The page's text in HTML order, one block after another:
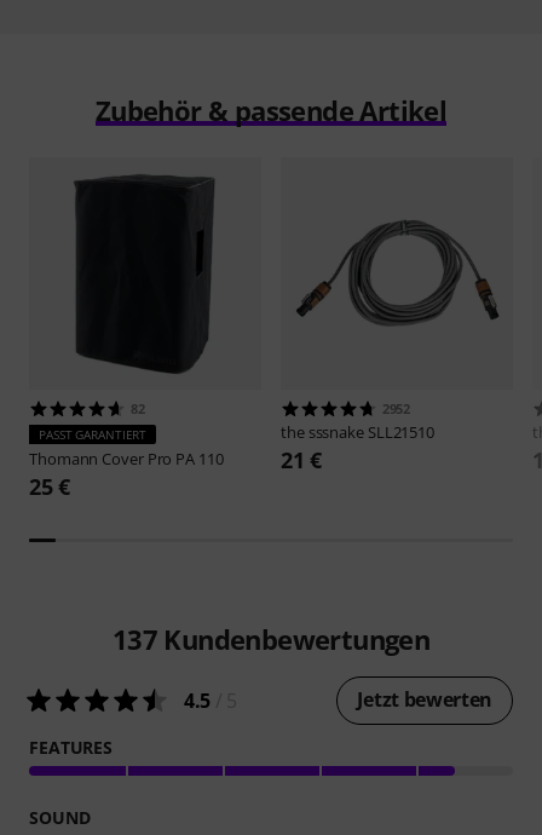
Zubehör & passende Artikel
82
PASST GARANTIERT
Thomann Cover Pro PA 110
25 €
2952
the sssnake SLL21510
21 €
137 Kundenbewertungen
4.5 Jetzt bewerten
FEATURES
SOUND